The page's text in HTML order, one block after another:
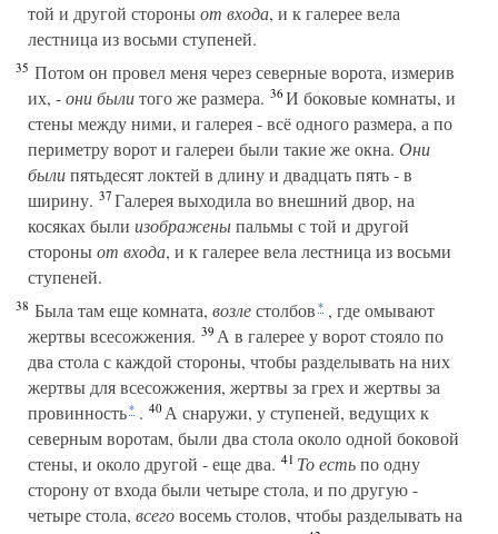
той и другой стороныот входа, и к галерее вела
лестница из восьми ступеней.
35 Потом он провел меня через северные ворота, измерив
их, -они былитого же размера. 36И боковые комнаты, и
стены между ними, и галерея - всё одного размера, а по
периметру ворот и галереи были такие же окна. Они
былипятьдесят локтей в длину и двадцать пять - в
ширину. 37Галерея выходила во внешний двор, на
косяках были изображеныпальмы с той и другой
стороныот входа, и к галерее вела лестница из восьми
ступеней.
38 Была там еще комната, возлестолбов * , где омывают
жертвы всесожжения. 39А в галерее у ворот стояло по
два стола с каждой стороны, чтобы разделывать на них
жертвы для всесожжения, жертвы за грех и жертвы за
провинность* . 40А снаружи, у ступеней, ведущих к
северным воротам, были два стола около одной боковой
стены, и около другой - еще два. 41 То естьпо одну
сторону от входа были четыре стола, и по другую -
четыре стола, всеговосемь столов, чтобы разделывать на